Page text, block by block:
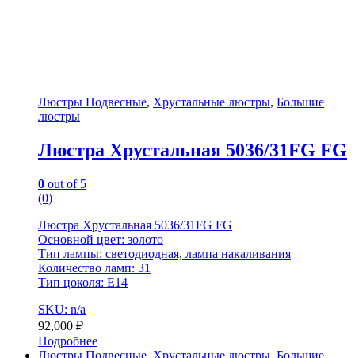
Люстры Подвесные, Хрустальные люстры, Большие
люстры
Люстра Хрустальная 5036/31FG FG
0 out of 5
(0)
Люстра Хрустальная 5036/31FG FG
Основной цвет: золото
Тип лампы: светодиодная, лампа накаливания
Количество ламп: 31
Тип цоколя: E14
SKU: n/a
92,000 ₽
Подробнее